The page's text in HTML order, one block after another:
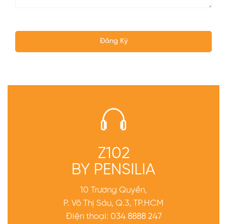
Z102
BY PENSILIA
10 Trương Quyền,
P. Võ Thị Sáu, Q.3, TP.HCM
Điện thoại: 034 8888 247